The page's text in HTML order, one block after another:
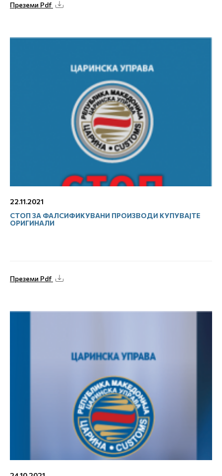
Преземи Pdf
22.11.2021
СТОП ЗА ФАЛСИФИКУВАНИ ПРОИЗВОДИ КУПУВАЈТЕ
ОРИГИНАЛИ
Преземи Pdf